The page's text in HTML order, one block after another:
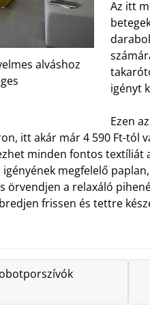
alváshoz
Az itt
igényt
Ezen
itt akár már 4 590 Ft-tól
minden fontos textíliát
megfelelő
örvendjen a relaxáló
frissen és tettre